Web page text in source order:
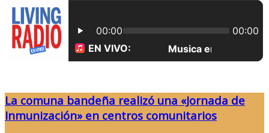
La comuna bandeña realizó una «Jornada de
Inmunización» en centros comunitarios